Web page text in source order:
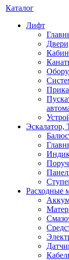
Каталог
Лифт
Эскалатор,
Расходные